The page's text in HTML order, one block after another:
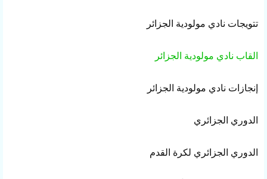
تتويجات نادي مولودية الجزائر
القاب نادي مولودية الجزائر
إنجازات نادي مولودية الجزائر
الدوري الجزائري
الدوري الجزائري لكرة القدم